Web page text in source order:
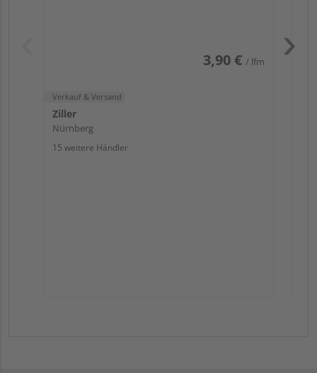
3,90 € / lfm
Verkauf & Versand
Ziller
Nürnberg
15 weitere Händler